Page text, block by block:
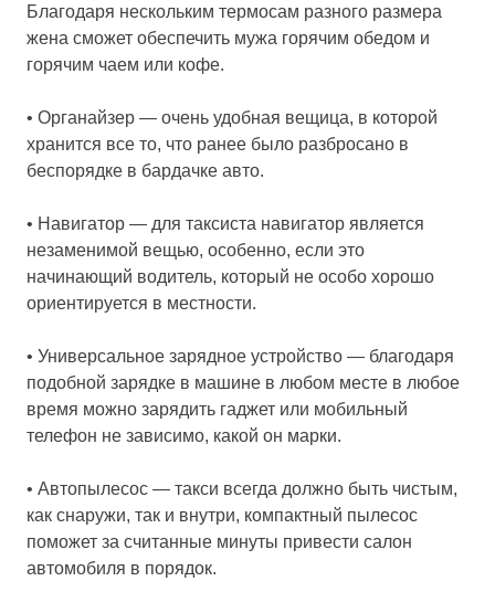
Благодаря нескольким термосам разного размера
жена сможет обеспечить мужа горячим обедом и
горячим чаем или кофе.
• Органайзер — очень удобная вещица, в которой
хранится все то, что ранее было разбросано в
беспорядке в бардачке авто.
• Навигатор — для таксиста навигатор является
незаменимой вещью, особенно, если это
начинающий водитель, который не особо хорошо
ориентируется в местности.
• Универсальное зарядное устройство — благодаря
подобной зарядке в машине в любом месте в любое
время можно зарядить гаджет или мобильный
телефон не зависимо, какой он марки.
• Автопылесос — такси всегда должно быть чистым,
как снаружи, так и внутри, компактный пылесос
поможет за считанные минуты привести салон
автомобиля в порядок.